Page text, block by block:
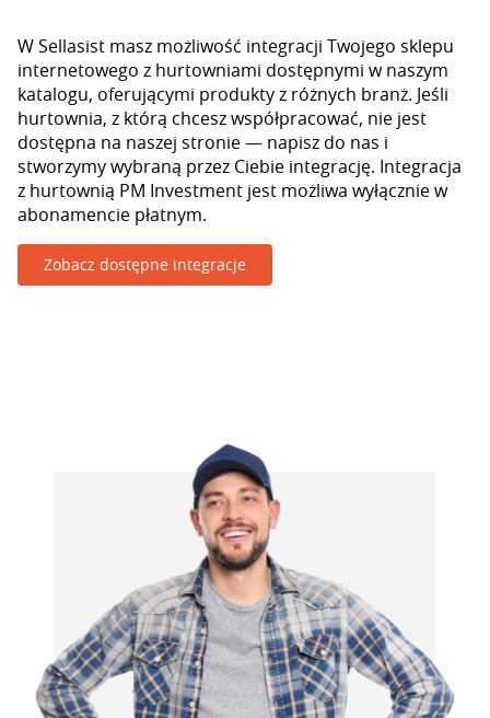
W Sellasist masz możliwość integracji Twojego sklepu
internetowego z hurtowniami dostępnymi w naszym
katalogu, oferującymi produkty z różnych branż. Jeśli
hurtownia, z którą chcesz współpracować, nie jest
dostępna na naszej stronie — napisz do nas i
stworzymy wybraną przez Ciebie integrację. Integracja
z hurtownią PM Investment jest możliwa wyłącznie w
abonamencie płatnym.
Zobacz dostępne integracje